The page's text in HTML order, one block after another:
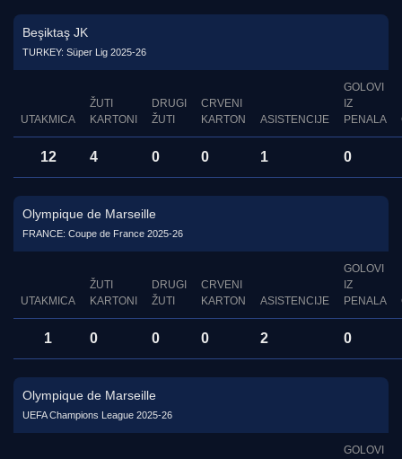
Beşiktaş JK
TURKEY: Süper Lig 2025-26
UTAKMICA
ŽUTI
KARTONI
DRUGI
ŽUTI
CRVENI
KARTON
ASISTENCIJE
GOLOVI
IZ
PENALA
12 4 0 0 1 0
Olympique de Marseille
FRANCE: Coupe de France 2025-26
UTAKMICA
ŽUTI
KARTONI
DRUGI
ŽUTI
CRVENI
KARTON
ASISTENCIJE
GOLOVI
IZ
PENALA
1 0 0 0 2 0
Olympique de Marseille
UEFA Champions League 2025-26
GOLOVI